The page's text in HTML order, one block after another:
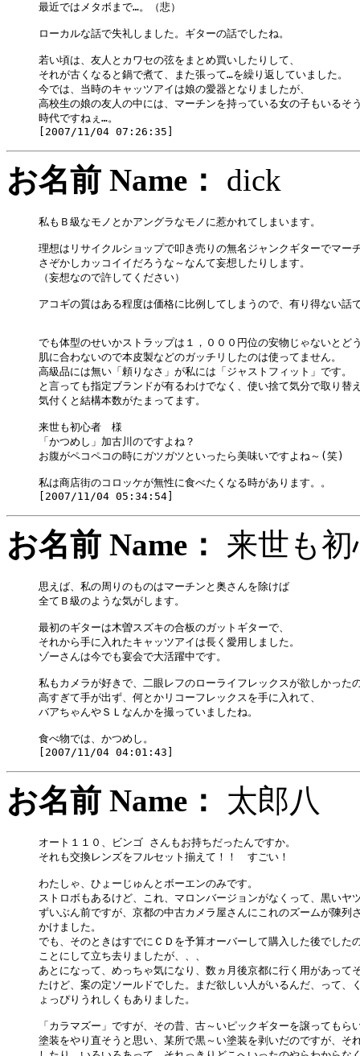
最近ではメタボまで…。（悲）
ローカルな話で失礼しました。ギターの話でしたね。
若い頃は、友人とカワセの弦をまとめ買いしたりして、
それが古くなると鍋で煮て、また張って…を繰り返していました。
今では、当時のキャッツアイは娘の愛器となりましたが、
高校生の娘の友人の中には、マーチンを持っている女の子もいるそ
時代ですねぇ…。
お名前 Name： dick
私もＢ級なモノとかアングラなモノに惹かれてしまいます。
理想はリサイクルショップで叩き売りの無名ジャンクギターでマー
さぞかしカッコイイだろうな～なんて妄想したりします。
（妄想なので許してください）
アコギの質はある程度は価格に比例してしまうので、有り得ない話
でも体型のせいかストラップは１，０００円位の安物じゃないとど
肌に合わないので本皮製などのガッチリしたのは使ってません。
高級品には無い「頼りなさ」が私には「ジャストフィット」です。
と言っても指定ブランドが有るわけでなく、使い捨て気分で取り替
気付くと結構本数がたまってます。
来世も初心者　様
「かつめし」加古川のですよね？
お腹がペコペコの時にガツガツといったら美味いですよね～(笑)
私は商店街のコロッケが無性に食べたくなる時があります。。
お名前 Name： 来世
思えば、私の周りのものはマーチンと奥さんを除けば
全てＢ級のような気がします。
最初のギターは木曽スズキの合板のガットギターで、
それから手に入れたキャッツアイは長く愛用しました。
ゾーさんは今でも宴会で大活躍中です。
私もカメラが好きで、二眼レフのローライフレックスが欲しかった
高すぎて手が出ず、何とかリコーフレックスを手に入れて、
バアちゃんやＳＬなんかを撮っていましたね。
食べ物では、かつめし。
お名前 Name： 太郎
オート１１０、ビンゴ さんもお持ちだったんですか。
それも交換レンズをフルセット揃えて！！　すごい！
わたしゃ、ひょーじゅんとボーエンのみです。
ストロボもあるけど、これ、マロンバージョンがなくって、黒いヤ
ずいぶん前ですが、京都の中古カメラ屋さんにこれのズームが陳列
かけました。
でも、そのときはすでにＣＤを予算オーバーして購入した後でした
ことにして立ち去りましたが、、、
あとになって、めっちゃ気になり、数ヵ月後京都に行く用があって
たけど、案の定ソールドでした。まだ欲しい人がいるんだ、って、
ょっぴりうれしくもありました。
「カラマズー」ですが、その昔、古～いピックギターを譲ってもら
塗装をやり直そうと思い、某所で黒～い塗装を剥いだのですが、そ